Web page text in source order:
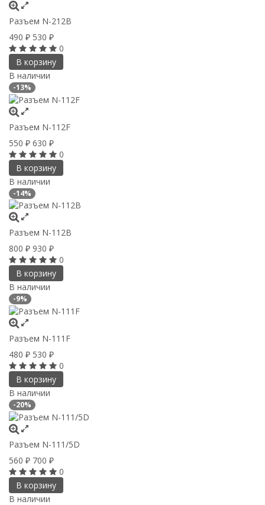
Разъем N-212B
490 ₽ 530 ₽
0
В корзину
В наличии
-13%
Разъем N-112F
550 ₽ 630 ₽
0
В корзину
В наличии
-14%
Разъем N-112B
800 ₽ 930 ₽
0
В корзину
В наличии
-9%
Разъем N-111F
480 ₽ 530 ₽
0
В корзину
В наличии
-20%
Разъем N-111/5D
560 ₽ 700 ₽
0
В корзину
В наличии